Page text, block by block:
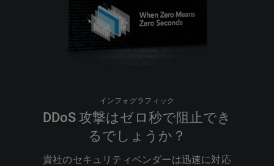
インフォグラフィック
DDoS 攻撃はゼロ秒で阻止でき
るでしょうか？
貴社のセキュリティベンダーは迅速に対応